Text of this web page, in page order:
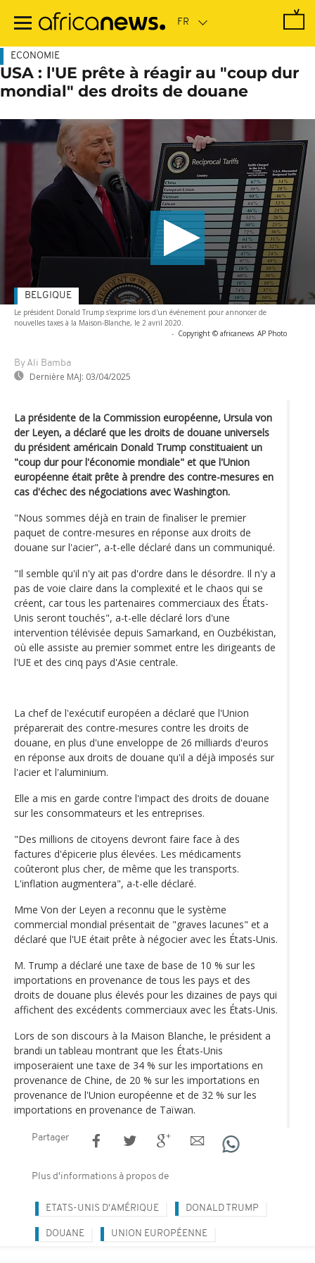
contenu
ECONOMIE
USA : l'UE prête à réagir au "coup dur
mondial" des droits de douane
Le président Donald Trump s'exprime lors d'un événement pour annoncer de
nouvelles taxes à la Maison-Blanche, le 2 avril 2020.
- Copyright © africanews AP Photo
By Ali Bamba
Dernière MAJ: 03/04/2025
BELGIQUE
La présidente de la Commission européenne, Ursula von
der Leyen, a déclaré que les droits de douane universels
du président américain Donald Trump constituaient un
"coup dur pour l'économie mondiale" et que l'Union
européenne était prête à prendre des contre-mesures en
cas d'échec des négociations avec Washington.
"Nous sommes déjà en train de finaliser le premier
paquet de contre-mesures en réponse aux droits de
douane sur l'acier", a-t-elle déclaré dans un communiqué.
"Il semble qu'il n'y ait pas d'ordre dans le désordre. Il n'y a
pas de voie claire dans la complexité et le chaos qui se
créent, car tous les partenaires commerciaux des États-
Unis seront touchés", a-t-elle déclaré lors d'une
intervention télévisée depuis Samarkand, en Ouzbékistan,
où elle assiste au premier sommet entre les dirigeants de
l'UE et des cinq pays d'Asie centrale.
La chef de l'exécutif européen a déclaré que l'Union
préparerait des contre-mesures contre les droits de
douane, en plus d'une enveloppe de 26 milliards d'euros
en réponse aux droits de douane qu'il a déjà imposés sur
l'acier et l'aluminium.
Elle a mis en garde contre l'impact des droits de douane
sur les consommateurs et les entreprises.
"Des millions de citoyens devront faire face à des
factures d'épicerie plus élevées. Les médicaments
coûteront plus cher, de même que les transports.
L'inflation augmentera", a-t-elle déclaré.
Mme Von der Leyen a reconnu que le système
commercial mondial présentait de "graves lacunes" et a
déclaré que l'UE était prête à négocier avec les États-Unis.
M. Trump a déclaré une taxe de base de 10 % sur les
importations en provenance de tous les pays et des
droits de douane plus élevés pour les dizaines de pays qui
affichent des excédents commerciaux avec les États-Unis.
Lors de son discours à la Maison Blanche, le président a
brandi un tableau montrant que les États-Unis
imposeraient une taxe de 34 % sur les importations en
provenance de Chine, de 20 % sur les importations en
provenance de l'Union européenne et de 32 % sur les
importations en provenance de Taïwan.
Partager
Plus d'informations à propos de
ETATS-UNIS D'AMÉRIQUE DONALD TRUMP
DOUANE UNION EUROPÉENNE